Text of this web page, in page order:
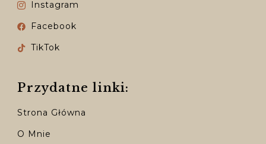
Instagram
Facebook
TikTok
Przydatne linki:
Strona Główna
O Mnie